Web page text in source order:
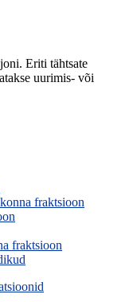
Eriti tähtsate
uurimis- või
fraktsioon
fraktsioon